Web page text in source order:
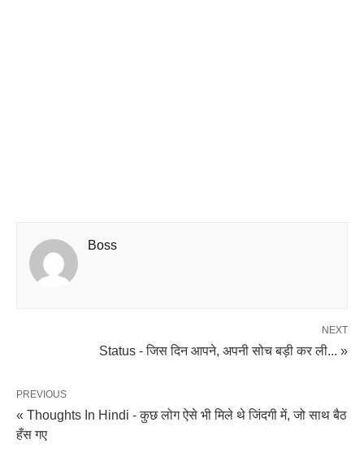
Boss
NEXT
Status - जिस दिन आपने, अपनी सोच बड़ी कर ली... »
PREVIOUS
« Thoughts In Hindi - कुछ लोग ऐसे भी मिले थे जिंदगी में, जो साथ बैठ
हँस गए